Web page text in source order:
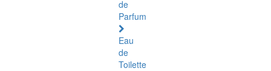
de
Parfum
Eau
de
Toilette